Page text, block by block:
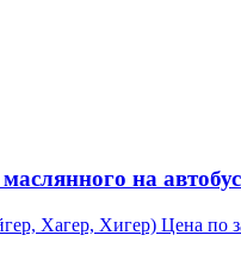
на
Хагер, Хигер) Цена по